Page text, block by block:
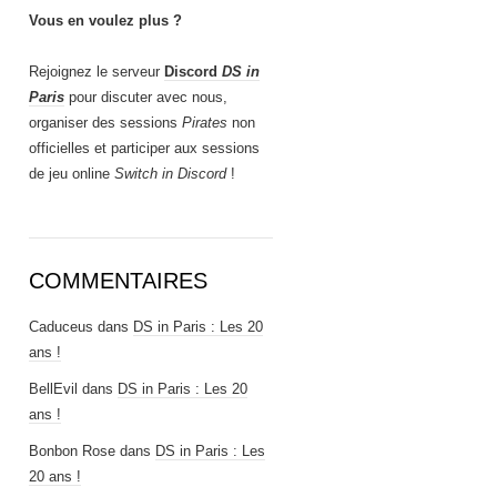
Vous en voulez plus ?
Rejoignez le serveur Discord DS in
Paris pour discuter avec nous,
organiser des sessions Pirates non
officielles et participer aux sessions
de jeu online Switch in Discord!
COMMENTAIRES
Caduceus dans DS in Paris : Les 20
ans !
BellEvil dans DS in Paris : Les 20
ans !
Bonbon Rose dans DS in Paris : Les
20 ans !